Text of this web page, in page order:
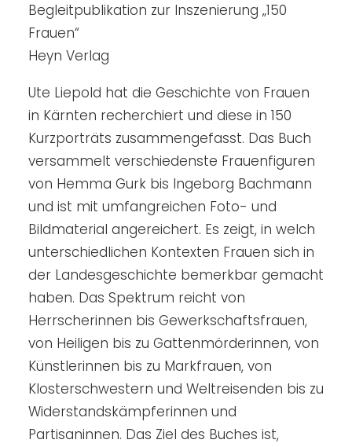
Begleitpublikation zur Inszenierung „150
Frauen“
Heyn Verlag
Ute Liepold hat die Geschichte von Frauen
in Kärnten recherchiert und diese in 150
Kurzporträts zusammengefasst. Das Buch
versammelt verschiedenste Frauenfiguren
von Hemma Gurk bis Ingeborg Bachmann
und ist mit umfangreichen Foto- und
Bildmaterial angereichert. Es zeigt, in welch
unterschiedlichen Kontexten Frauen sich in
der Landesgeschichte bemerkbar gemacht
haben. Das Spektrum reicht von
Herrscherinnen bis Gewerkschaftsfrauen,
von Heiligen bis zu Gattenmörderinnen, von
Künstlerinnen bis zu Markfrauen, von
Klosterschwestern und Weltreisenden bis zu
Widerstandskämpferinnen und
Partisaninnen. Das Ziel des Buches ist,